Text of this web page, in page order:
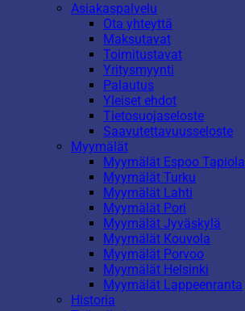
Asiakaspalvelu
Ota yhteyttä
Maksutavat
Toimitustavat
Yritysmyynti
Palautus
Yleiset ehdot
Tietosuojaseloste
Saavutettavuusseloste
Myymälät
Myymälät Espoo Tapiola
Myymälät Turku
Myymälät Lahti
Myymälät Pori
Myymälät Jyväskylä
Myymälät Kouvola
Myymälät Porvoo
Myymälät Helsinki
Myymälät Lappeenranta
Historia